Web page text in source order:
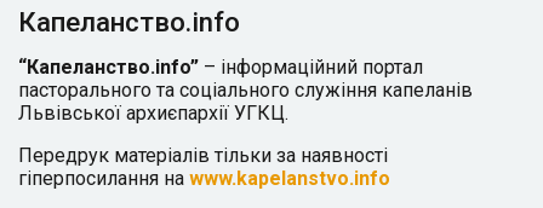
Капеланство.info
“Капеланство.info” – інформаційний портал
пасторального та соціального служіння капеланів
Львівської архиєпархії УГКЦ.
Передрук матеріалів тільки за наявності
гіперпосилання на www.kapelanstvo.info